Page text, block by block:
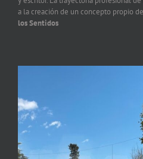
a la creación de un concepto propio
los Sentidos